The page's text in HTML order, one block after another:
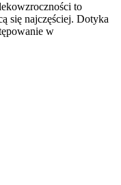
to
się najczęściej. Dotyka
w